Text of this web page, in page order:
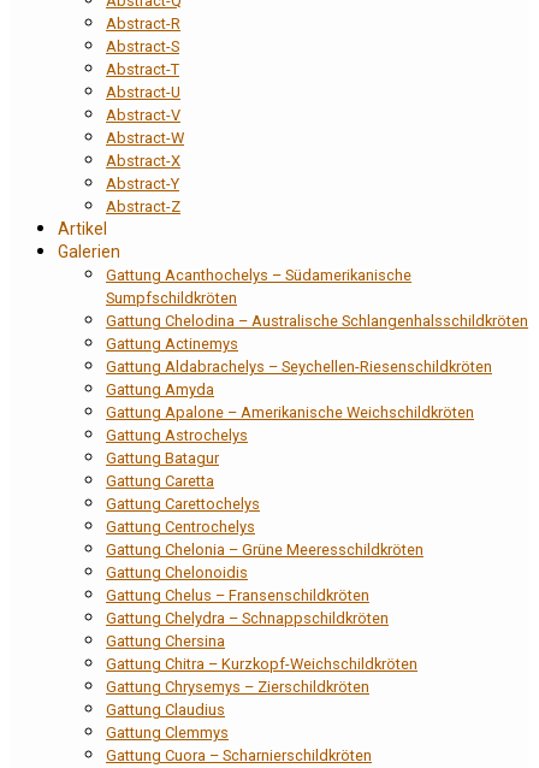
Abstract-R
Abstract-S
Abstract-T
Abstract-U
Abstract-V
Abstract-W
Abstract-X
Abstract-Y
Abstract-Z
Artikel
Galerien
Gattung Acanthochelys – Südamerikanische
Sumpfschildkröten
Gattung Chelodina – Australische Schlangenhalsschildkröten
Gattung Actinemys
Gattung Aldabrachelys – Seychellen-Riesenschildkröten
Gattung Amyda
Gattung Apalone – Amerikanische Weichschildkröten
Gattung Astrochelys
Gattung Batagur
Gattung Caretta
Gattung Carettochelys
Gattung Centrochelys
Gattung Chelonia – Grüne Meeresschildkröten
Gattung Chelonoidis
Gattung Chelus – Fransenschildkröten
Gattung Chelydra – Schnappschildkröten
Gattung Chersina
Gattung Chitra – Kurzkopf-Weichschildkröten
Gattung Chrysemys – Zierschildkröten
Gattung Claudius
Gattung Clemmys
Gattung Cuora – Scharnierschildkröten